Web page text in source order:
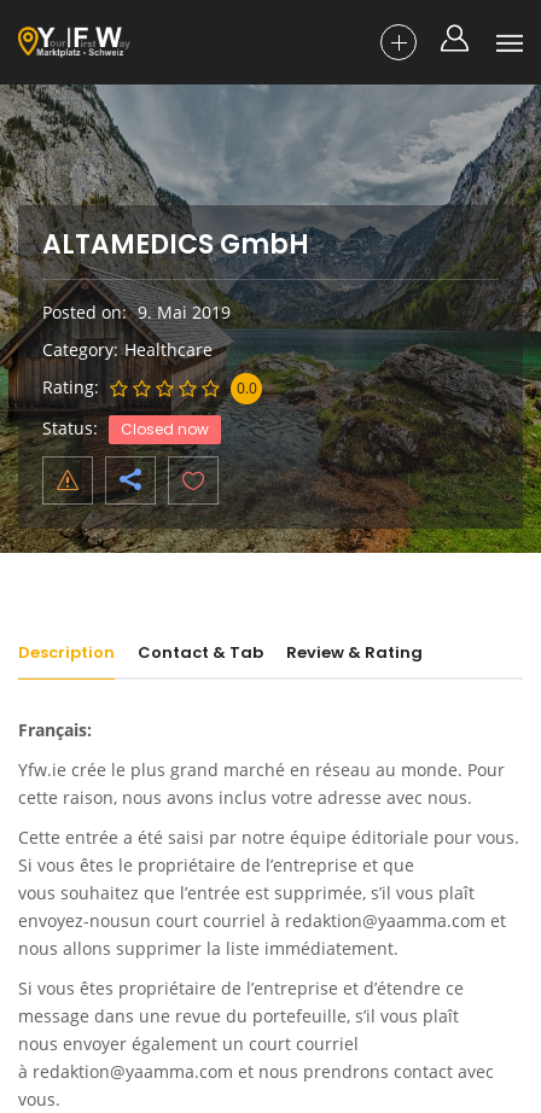
ALTAMEDICS GmbH
Posted on 9. Mai 2019
Category Healthcare
Rating
0.0
Status Closed now
Description Contact & Tab Review & Rating
Français:
Yfw.ie crée le plus grand marché en réseau au monde. Pour
cette raison, nous avons inclus votre adresse avec nous.
Cette entrée a été saisi par notre équipe éditoriale pour vous.
Si vous êtes le propriétaire de l’entreprise et que
vous souhaitez que l’entrée est supprimée, s’il vous plaît
envoyez-nousun court courriel à redaktion@yaamma.com et
nous allons supprimer la liste immédiatement.
Si vous êtes propriétaire de l’entreprise et d’étendre ce
message dans une revue du portefeuille, s’il vous plaît
nous envoyer également un court courriel
à redaktion@yaamma.com et nous prendrons contact avec
vous.